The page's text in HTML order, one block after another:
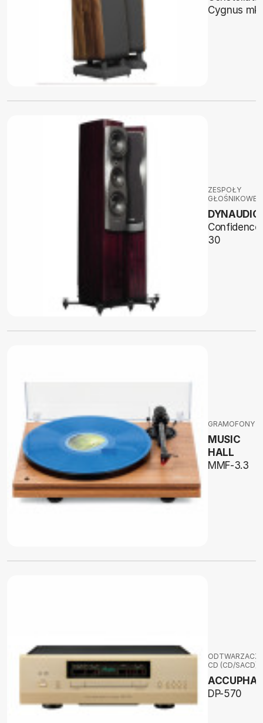
Cygnus
ZESPOŁY
GŁOŚNIKOWE
DYNAUDIO
Confidence
30
GRAMOFONY
MUSIC
HALL
MMF-3.3
ODTWARZACZE
CD (CD/SACD)
DP-570